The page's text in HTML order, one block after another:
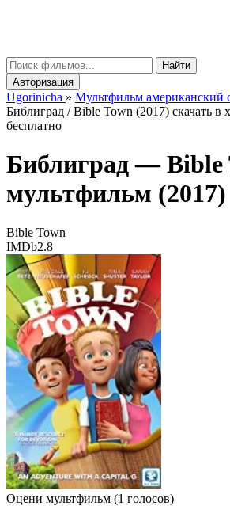
Найти
Авторизация
Ugorinicha » Мультфильм американский
Библиград / Bible Town (2017) скачать в
бесплатно
Библиград —Bible
мультфильм (2017)
Bible Town
IMDb2.8
Оцени мультфильм (1 голосов)